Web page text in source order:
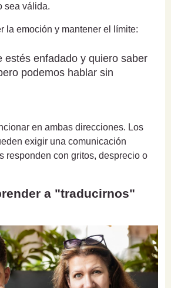
sea válida.
la emoción y mantener el límite:
estés enfadado y quiero saber
podemos hablar sin
en ambas direcciones. Los
exigir una comunicación
responden con gritos, desprecio o
a "traducirnos"